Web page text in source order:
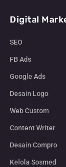
Digital
SEO
FB Ads
Google Ads
Desain Logo
Web Custom
Content Writer
Desain Compro
Kelola Sosmed